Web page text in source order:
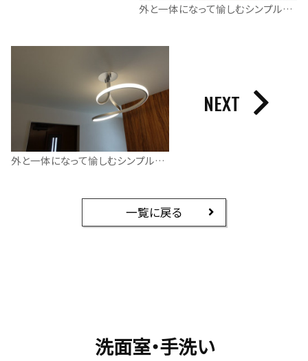
外と一体になって愉しむシンプルモダンの家
外と一体になって愉しむシンプルモダンの家
NEXT
一覧に戻る
洗面室・手洗い